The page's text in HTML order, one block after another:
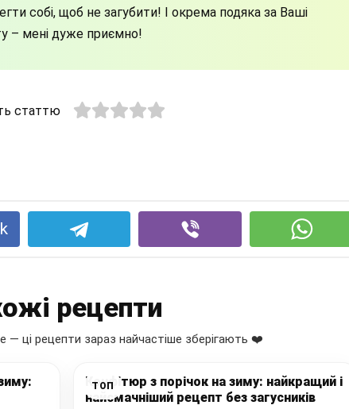
собі, щоб не загубити! І окрема подяка за Ваші
– мені дуже приємно!
статтю
рецепти
— ці рецепти зараз найчастіше зберігають ❤️
ТОП
Конфітюр з порічок на зиму: найкращий і
найсмачніший рецепт без загусників